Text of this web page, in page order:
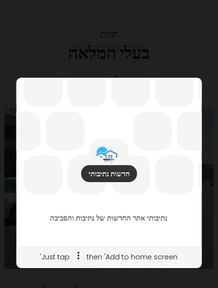
חדשות נתיבותי
נתיבותי אתר החדשות של נתיבות והסביבה
Just tap then 'Add to home screen'
תגית
בעלי המלאה
מציג 1 תוצאות